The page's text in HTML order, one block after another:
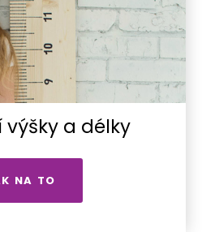
výšky a délky
NA TO